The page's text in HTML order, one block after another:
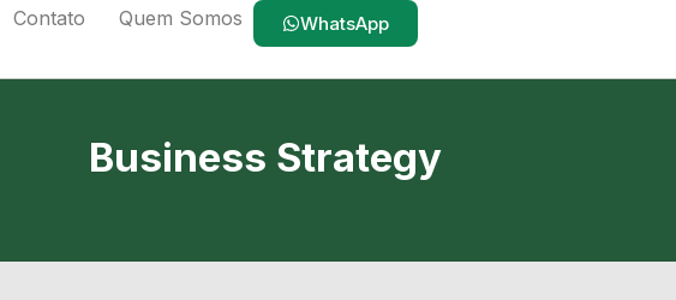
Contato Quem Somos WhatsApp
Business Strategy